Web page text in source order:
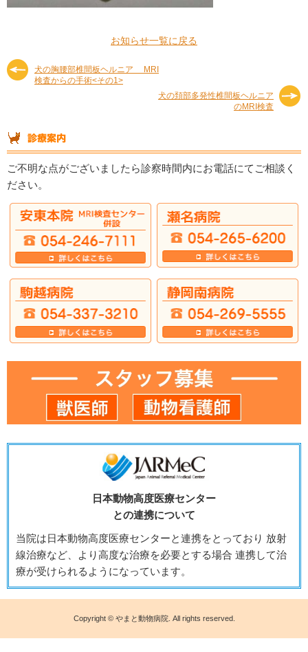
お知らせ一覧に戻る
犬の胸腰部椎間板ヘルニア MRI
検査からの手術<その1>
犬の頚部多発性椎間板ヘルニア
のMRI検査
ご不明な点がございましたら診察時間内にお電話にてご相談く
ださい。
日本動物高度医療センター
との連携について
当院は日本動物高度医療センターと連携をとっており 放射
線治療など、より高度な治療を必要とする場合 連携して治
療が受けられるようになっています。
Copyright © やまと動物病院. All rights reserved.